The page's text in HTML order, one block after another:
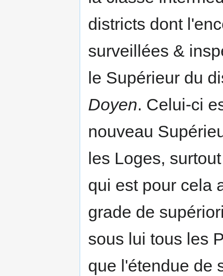
districts dont
surveillées &
le Supérieur du
Doyen. Celui-ci
nouveau
les Loges,
qui est pour cela
grade de
sous lui tous les
que l'étendue de